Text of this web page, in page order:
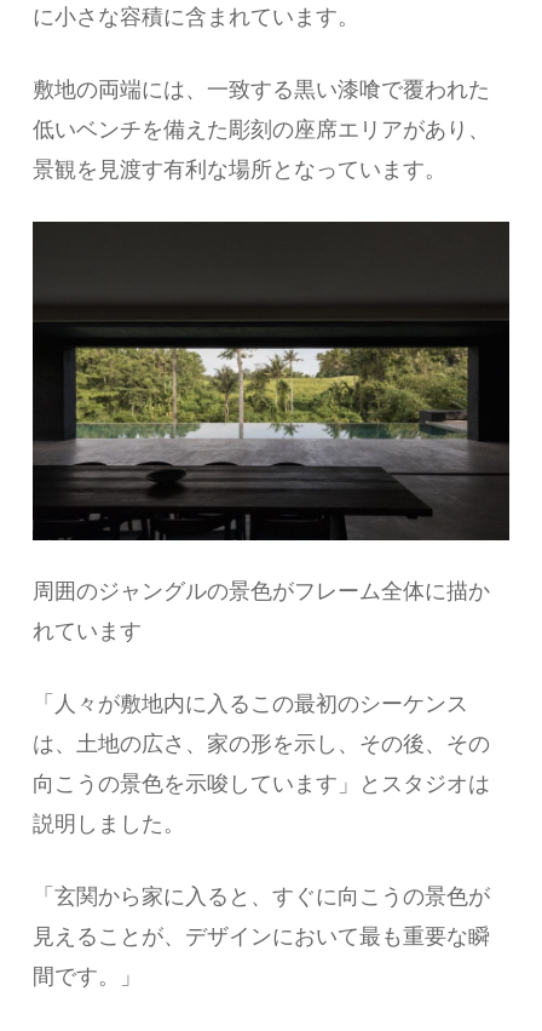
に小さな容積に含まれています。
敷地の両端には、一致する黒い漆喰で覆われた
低いベンチを備えた彫刻の座席エリアがあり、
景観を見渡す有利な場所となっています。
周囲のジャングルの景色がフレーム全体に描か
れています
「人々が敷地内に入るこの最初のシーケンス
は、土地の広さ、家の形を示し、その後、その
向こうの景色を示唆しています」とスタジオは
説明しました。
「玄関から家に入ると、すぐに向こうの景色が
見えることが、デザインにおいて最も重要な瞬
間です。」